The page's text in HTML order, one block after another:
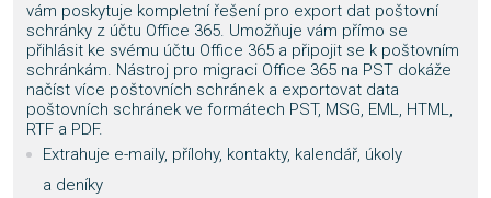
vám poskytuje kompletní řešení pro export dat poštovní
schránky z účtu Office 365. Umožňuje vám přímo se
přihlásit ke svému účtu Office 365 a připojit se k poštovním
schránkám. Nástroj pro migraci Office 365 na PST dokáže
načíst více poštovních schránek a exportovat data
poštovních schránek ve formátech PST, MSG, EML, HTML,
RTF a PDF.
Extrahuje e-maily, přílohy, kontakty, kalendář, úkoly
a deníky